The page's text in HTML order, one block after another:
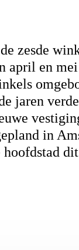
zesde
april en
jaren
in